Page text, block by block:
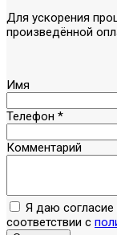
Для ускорения
произведённой
Имя
Телефон *
Комментарий
Я даю согласие
соответствии с